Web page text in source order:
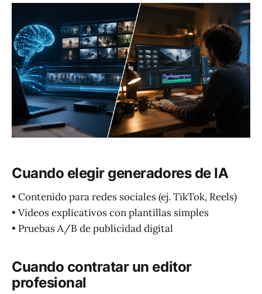
Cuando elegir generadores de IA
• Contenido para redes sociales (ej. TikTok, Reels)
• Videos explicativos con plantillas simples
• Pruebas A/B de publicidad digital
Cuando contratar un editor
profesional